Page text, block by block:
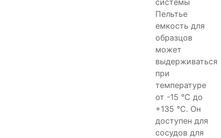
Пельтье
емкость для
образцов
может
выдерживаться
при
температуре
от -15 °C до
+135 °C. Он
доступен для
сосудов для